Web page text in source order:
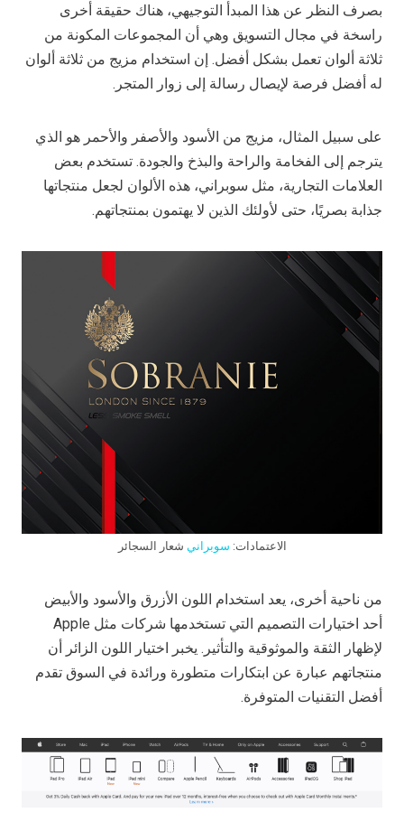
بصرف النظر عن هذا المبدأ التوجيهي، هناك حقيقة أخرى
راسخة في مجال التسويق وهي أن المجموعات المكونة من
ثلاثة ألوان تعمل بشكل أفضل. إن استخدام مزيج من ثلاثة ألوان
له أفضل فرصة لإيصال رسالة إلى زوار المتجر.
على سبيل المثال، مزيج من الأسود والأصفر والأحمر هو الذي
يترجم إلى الفخامة والراحة والبذخ والجودة. تستخدم بعض
العلامات التجارية، مثل سوبراني، هذه الألوان لجعل منتجاتها
جذابة بصريًا، حتى لأولئك الذين لا يهتمون بمنتجاتهم.
الاعتمادات: سوبراني شعار السجائر
من ناحية أخرى، يعد استخدام اللون الأزرق والأسود والأبيض
أحد اختيارات التصميم التي تستخدمها شركات مثل Apple
لإظهار الثقة والموثوقية والتأثير. يخبر اختيار اللون الزائر أن
منتجاتهم عبارة عن ابتكارات متطورة ورائدة في السوق تقدم
أفضل التقنيات المتوفرة.